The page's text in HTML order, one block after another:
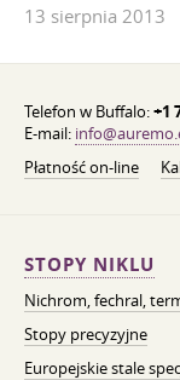
13 sierpnia 2013
Telefon w Buffalo:+1
E-mail:
Płatność on-line
STOPY NIKLU
Nichrom, fechral,
Stopy precyzyjne
Europejskie stale